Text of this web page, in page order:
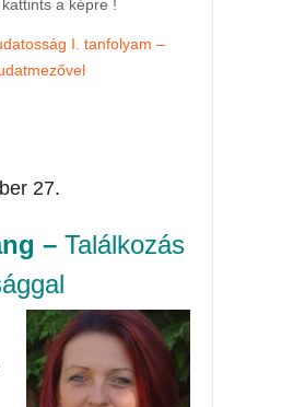
a képre !
27.
– Találkozás